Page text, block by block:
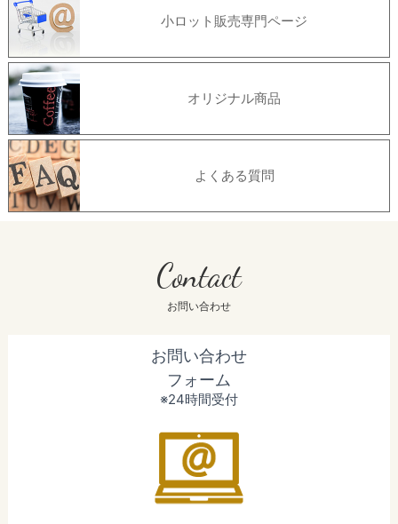
小ロット販売専門ページ
オリジナル商品
よくある質問
Contact
お問い合わせ
お問い合わせ
フォーム
※24時間受付